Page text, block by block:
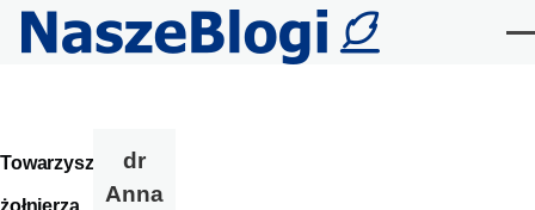
Przejdź do treści
Towarzysz
żołnierza
dr
Anna